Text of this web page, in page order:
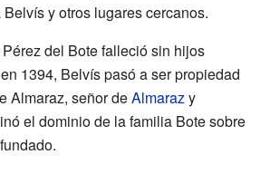
y otros lugares cercanos.
del Bote falleció sin hijos
1394, Belvís pasó a ser propiedad
Almaraz, señor deAlmarazy
el dominio de la familia Bote sobre